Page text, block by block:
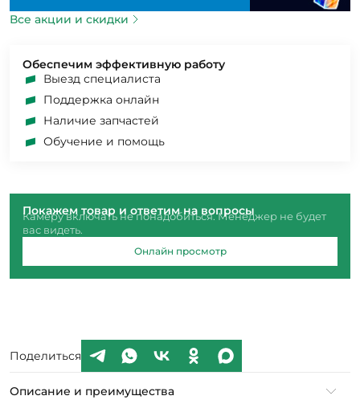
Все акции и скидки
Обеспечим эффективную работу
Выезд специалиста
Поддержка онлайн
Наличие запчастей
Обучение и помощь
Покажем товар и ответим на вопросы
Камеру включать не понадобиться. Менеджер не будет
вас видеть.
Онлайн просмотр
Поделиться
Описание и преимущества